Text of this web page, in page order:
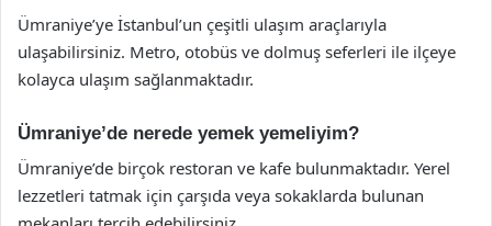
Ümraniye’ye İstanbul’un çeşitli ulaşım araçlarıyla
ulaşabilirsiniz. Metro, otobüs ve dolmuş seferleri ile ilçeye
kolayca ulaşım sağlanmaktadır.
Ümraniye’de nerede yemek yemeliyim?
Ümraniye’de birçok restoran ve kafe bulunmaktadır. Yerel
lezzetleri tatmak için çarşıda veya sokaklarda bulunan